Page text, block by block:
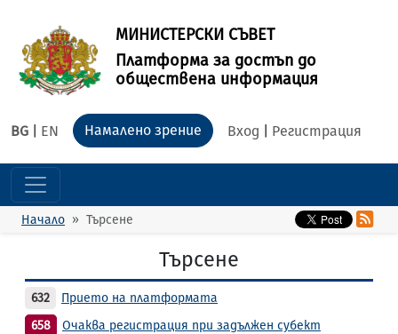
МИНИСТЕРСКИ СЪВЕТ
Платформа за достъп до
обществена информация
BG EN Вход Регистрация
Намалено зрение
Начало Търсене
Търсене
632
Прието на платформата
658
Очаква регистрация при задължен субект